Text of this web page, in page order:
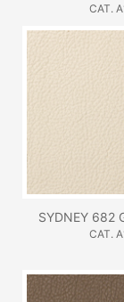
CAT.
SYDNEY 682
CAT.